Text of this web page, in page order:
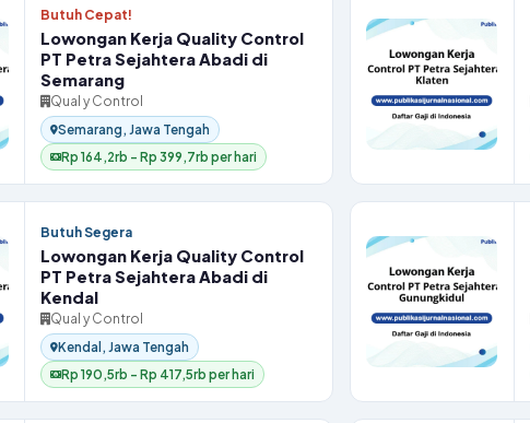
Butuh Cepat!
Lowongan Kerja Quality Control
PT Petra Sejahtera Abadi di
Semarang
Qual y Control
Semarang, Jawa Tengah
Rp 164,2rb – Rp 399,7rb per hari
Butuh Segera
Lowongan Kerja Quality Control
PT Petra Sejahtera Abadi di
Kendal
Qual y Control
Kendal, Jawa Tengah
Rp 190,5rb – Rp 417,5rb per hari